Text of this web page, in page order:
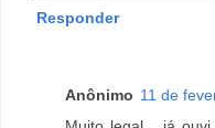
Responder
Anônimo 11 de